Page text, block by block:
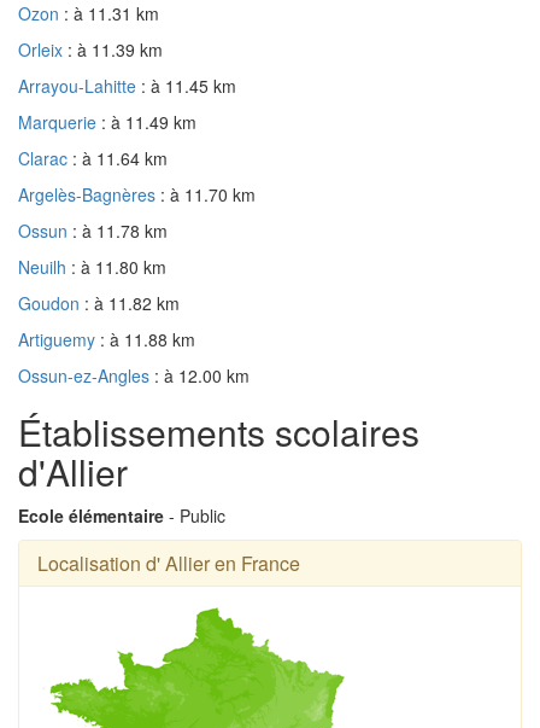
Ozon : à 11.31 km
Orleix : à 11.39 km
Arrayou-Lahitte : à 11.45 km
Marquerie : à 11.49 km
Clarac : à 11.64 km
Argelès-Bagnères : à 11.70 km
Ossun : à 11.78 km
Neuilh : à 11.80 km
Goudon : à 11.82 km
Artiguemy : à 11.88 km
Ossun-ez-Angles : à 12.00 km
Établissements scolaires
d'Allier
Ecole élémentaire - Public
Localisation d' Allier en France